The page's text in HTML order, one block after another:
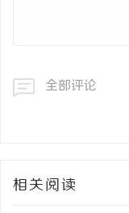
全部评论
相关阅读